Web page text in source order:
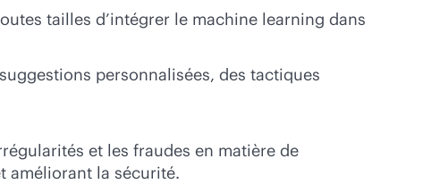
tailles d’intégrer le machine learning dans
personnalisées, des tactiques
et les fraudes en matière de
améliorant la sécurité.